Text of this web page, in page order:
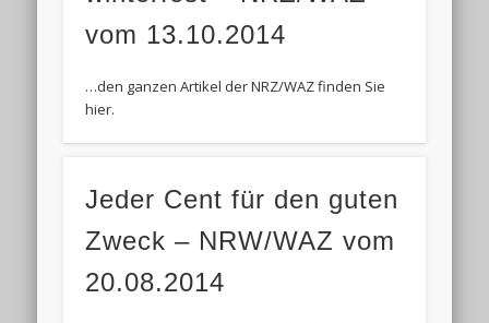
vom 13.10.2014
…den ganzen Artikel der NRZ/WAZ finden Sie
hier.
Jeder Cent für den guten
Zweck – NRW/WAZ vom
20.08.2014